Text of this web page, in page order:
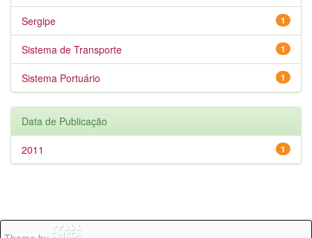
1
Sergipe
1
Sistema de Transporte
1
Sistema Portuário
Data de Publicação
1
2011